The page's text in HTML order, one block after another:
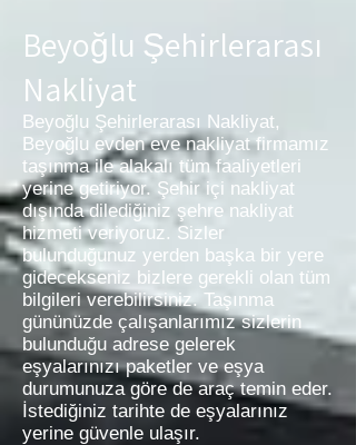
Beyoğlu Şehirlerarası
Nakliyat
Beyoğlu Şehirlerarası Nakliyat,
Beyoğlu evden eve nakliyat firmamız
taşınma ile alakalı tüm faaliyetleri
yerine getiriyor. Şehir içi nakliyat
dışında dilediğiniz şehre nakliyat
hizmeti veriyoruz. Sizler
bulunduğunuz yerden başka bir yere
gidecekseniz bizlere gerekli olan tüm
bilgileri verebilirsiniz. Taşınma
gününüzde çalışanlarımız sizlerin
bulunduğu adrese gelerek
eşyalarınızı paketler ve eşya
durumunuza göre de araç temin eder.
İstediğiniz tarihte de eşyalarınız
yerine güvenle ulaşır.